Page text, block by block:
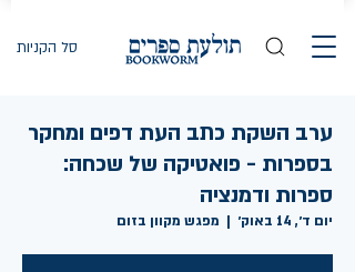
סל הקניות
ערב השקת כתב העת דפים ומחקר
בספרות - פואטיקה של שכחה:
ספרות ודמנציה
יום ד׳, 14 באוק׳
  |
מפגש מקוון בזום